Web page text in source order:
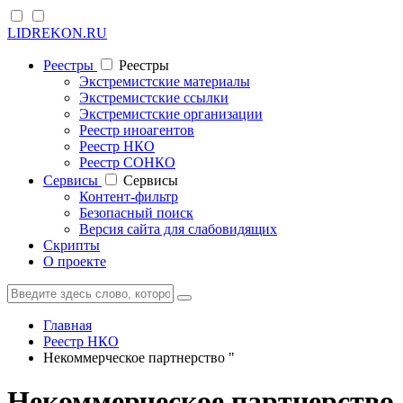
LIDREKON.RU
Реестры
Реестры
Экстремистские материалы
Экстремистские ссылки
Экстремистские организации
Реестр иноагентов
Реестр НКО
Реестр СОНКО
Cервисы
Cервисы
Контент-фильтр
Безопасный поиск
Версия сайта для слабовидящих
Скрипты
О проекте
Главная
Реестр НКО
Некоммерческое партнерство "